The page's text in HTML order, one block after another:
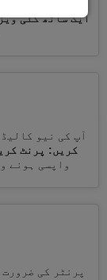
ایک ساتھ کئی
آپ کی نیو
کریں: پرنٹ
واپسی ہونے
پرنٹر کی ضرورت